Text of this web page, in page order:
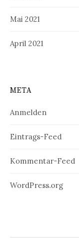
Mai 2021
April 2021
META
Anmelden
Eintrags-Feed
Kommentar-Feed
WordPress.org